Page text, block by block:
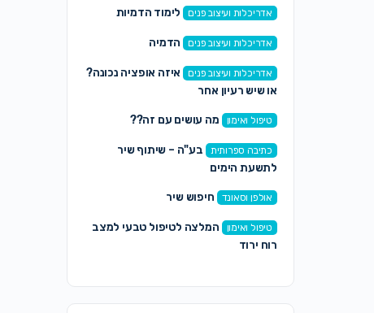
אדריכלות ועיצוב פנים לימוד הדמיות
אדריכלות ועיצוב פנים הדמיה
אדריכלות ועיצוב פנים
איזה אופציה נכונה?
או שיש רעיון אחר
טיפול ואימון מה עושים עם זה??
כתיבה ספרותית
בע"ה – שיתוף שיר
לתשעת הימים
אולפן וסאונד חיפוש שיר
טיפול ואימון
המלצה לטיפול טבעי למצב
רוח ירוד